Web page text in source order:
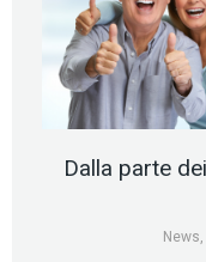
Dalla parte
News,